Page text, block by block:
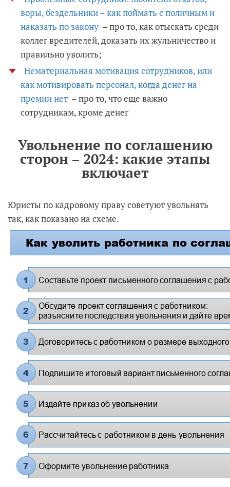
воры, бездельники – как поймать с поличным и
наказать по закону – про то, как отыскать среди
коллег вредителей, доказать их жульничество и
правильно уволить;
Нематериальная мотивация сотрудников, или
как мотивировать персонал, когда денег на
премии нет – про то, что еще важно
сотрудникам, кроме денег
Увольнение по соглашению
сторон – 2024: какие этапы
включает
Юристы по кадровому праву советуют увольнять
так, как показано на схеме.